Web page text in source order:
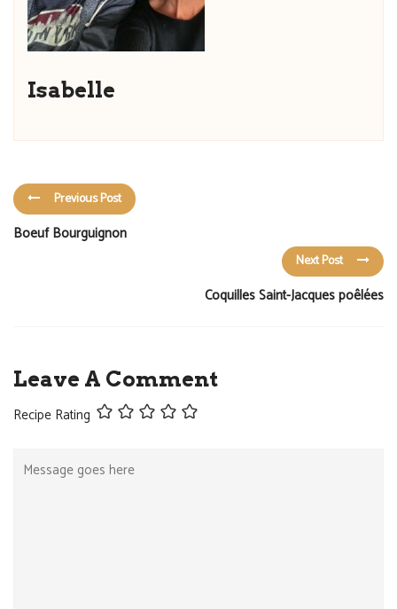
Isabelle
Previous Post
Boeuf Bourguignon
Next Post
Coquilles Saint-Jacques poêlées
Leave A Comment
Recipe Rating